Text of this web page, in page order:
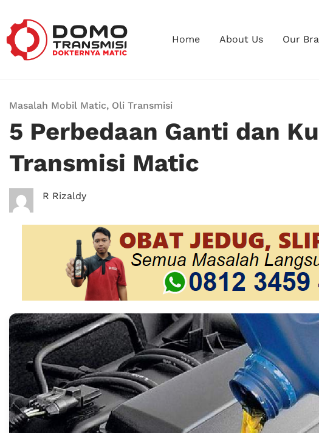
Home About Us Our
Masalah Mobil Matic, Oli Transmisi
5 Perbedaan Ganti dan
Transmisi Matic
R Rizaldy